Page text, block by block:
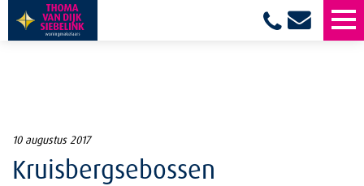
10 augustus 2017
Kruisbergsebossen